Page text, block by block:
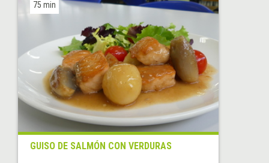
75 min
GUISO DE SALMÓN CON VERDURAS